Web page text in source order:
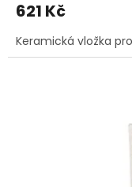
621 Kč
Keramická vložka